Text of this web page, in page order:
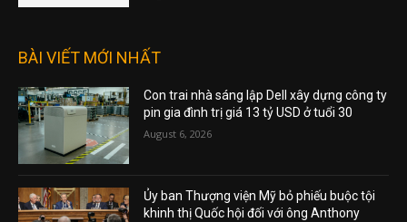
BÀI VIẾT MỚI NHẤT
Con trai nhà sáng lập Dell xây dựng công ty
pin gia đình trị giá 13 tỷ USD ở tuổi 30
August 6, 2026
Ủy ban Thượng viện Mỹ bỏ phiếu buộc tội
khinh thị Quốc hội đối với ông Anthony